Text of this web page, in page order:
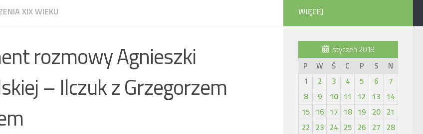
XIX WIEKU
rozmowy Agnieszki
– Ilczuk z Grzegorzem
WIĘCEJ
styczeń 2018
P
W Ś C P S
N
1
2 3 4 5 6
7
8
9 10 11 12 13
14
15 16 17 18 19 20
21
22
23 24 25 26 27
28